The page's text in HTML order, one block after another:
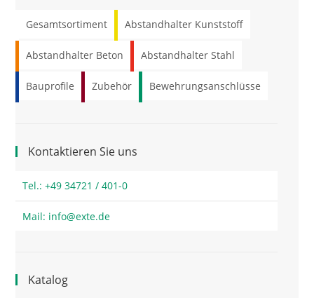
Gesamtsortiment Abstandhalter Kunststoff
Abstandhalter Beton Abstandhalter Stahl
Bauprofile Zubehör Bewehrungsanschlüsse
Kontaktieren Sie uns
Tel.: +49 34721 / 401-0
Mail: info@exte.de
Katalog